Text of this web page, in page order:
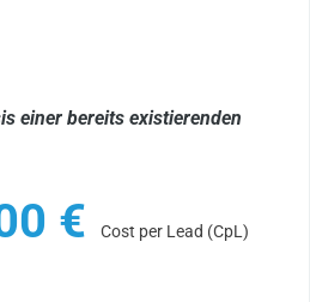
einer bereits existierenden
€ Cost per Lead (CpL)